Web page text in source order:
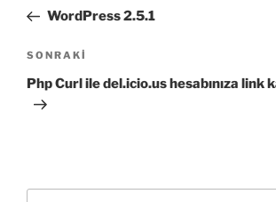
YazıWordPress 2.5.1
Sonraki
Yazı
SONRAKI
Php Curl ile del.icio.us hesabınıza link